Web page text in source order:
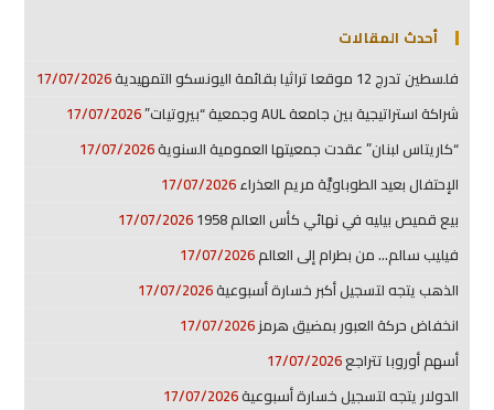
أحدث المقالات
فلسطين تدرج 12 موقعا تراثيا بقائمة اليونسكو التمهيدية
17/07/2026
شراكة استراتيجية بين جامعة AUL وجمعية “بيروتيات”
17/07/2026
“كاريتاس لبنان” عقدت جمعيتها العمومية السنوية17/07/2026
الإحتفال بعيد الطوباويَّة مريم العذراء17/07/2026
بيع قميص بيليه في نهائي كأس العالم 1958
17/07/2026
فيليب سالم… من بطرام إلى العالم17/07/2026
الذهب يتجه لتسجيل أكبر خسارة أسبوعية17/07/2026
انخفاض حركة العبور بمضيق هرمز17/07/2026
أسهم أوروبا تتراجع17/07/2026
الدولار يتجه لتسجيل خسارة أسبوعية17/07/2026